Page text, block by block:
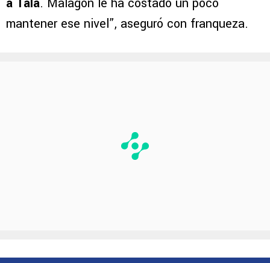
a Tala. Malagón le ha costado un poco
mantener ese nivel”, aseguró con franqueza.